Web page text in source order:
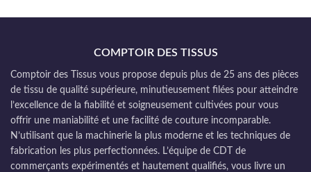
COMPTOIR DES TISSUS
Comptoir des Tissus vous propose depuis plus de 25 ans des pièces
de tissu de qualité supérieure, minutieusement filées pour atteindre
l’excellence de la fiabilité et soigneusement cultivées pour vous
offrir une maniabilité et une facilité de couture incomparable.
N’utilisant que la machinerie la plus moderne et les techniques de
fabrication les plus perfectionnées. L’équipe de CDT de
commerçants expérimentés et hautement qualifiés, vous livre un